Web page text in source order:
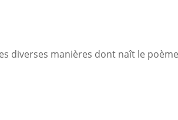
diverses manières dont naît le